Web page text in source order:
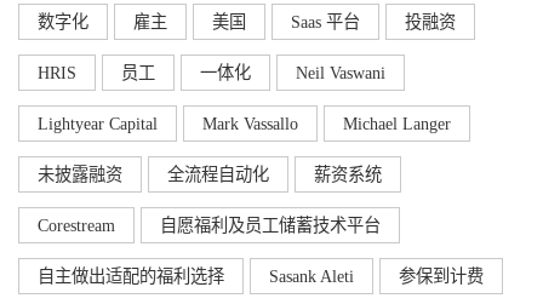
数字化 雇主 美国 Saas 平台 投融资
HRIS 员工 一体化 Neil Vaswani
Lightyear Capital Mark Vassallo Michael Langer
未披露融资 全流程自动化 薪资系统
Corestream 自愿福利及员工储蓄技术平台
自主做出适配的福利选择 Sasank Aleti 参保到计费